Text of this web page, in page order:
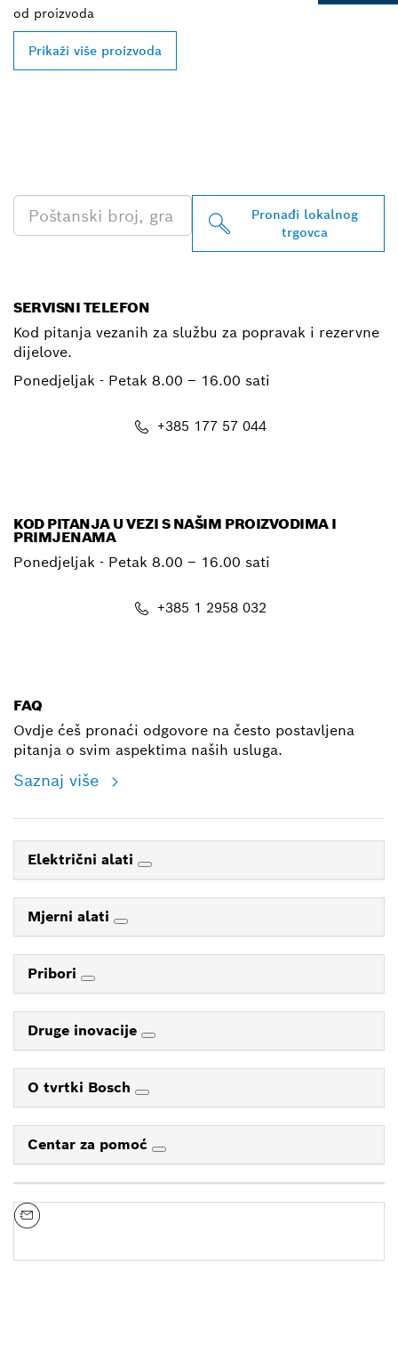
od proizvoda
Prikaži više proizvoda
Pronađi lokalnog
trgovca
SERVISNI TELEFON
Kod pitanja vezanih za službu za popravak i rezervne
dijelove.
Ponedjeljak - Petak 8.00 – 16.00 sati
+385 177 57 044
KOD PITANJA U VEZI S NAŠIM PROIZVODIMA I
PRIMJENAMA
Ponedjeljak - Petak 8.00 – 16.00 sati
+385 1 2958 032
FAQ
Ovdje ćeš pronaći odgovore na često postavljena
pitanja o svim aspektima naših usluga.
Saznaj više
Električni alati
Mjerni alati
Pribori
Druge inovacije
O tvrtki Bosch
Centar za pomoć